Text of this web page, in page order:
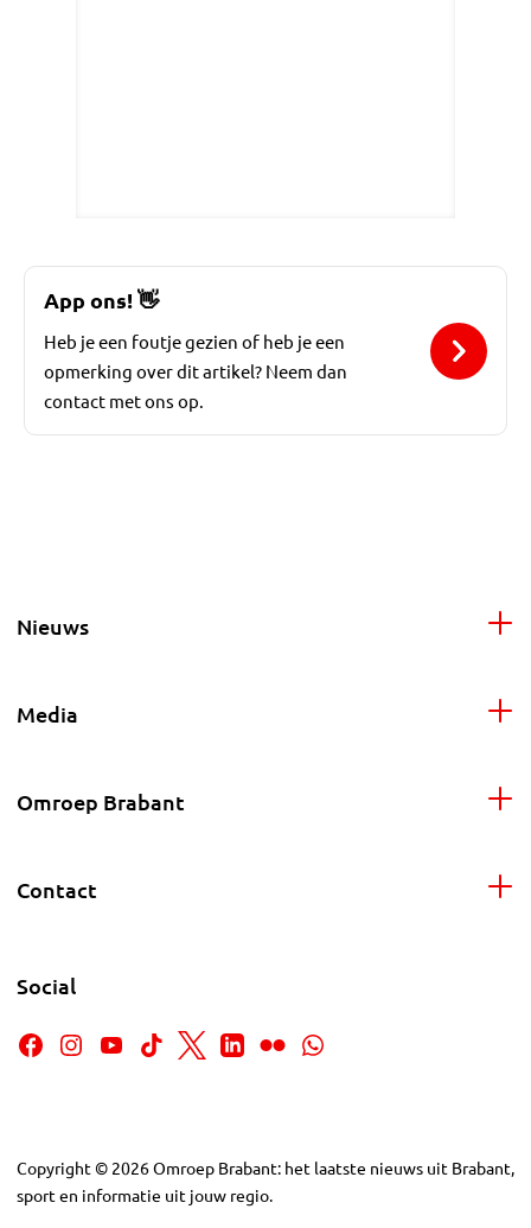
App ons!👋
Heb je een foutje gezien of heb je een
opmerking over dit artikel? Neem dan
contact met ons op.
Nieuws
Media
Omroep Brabant
Contact
Social
Copyright © 2026Omroep Brabant: het laatste nieuws uit Brabant,
sport en informatie uit jouw regio.